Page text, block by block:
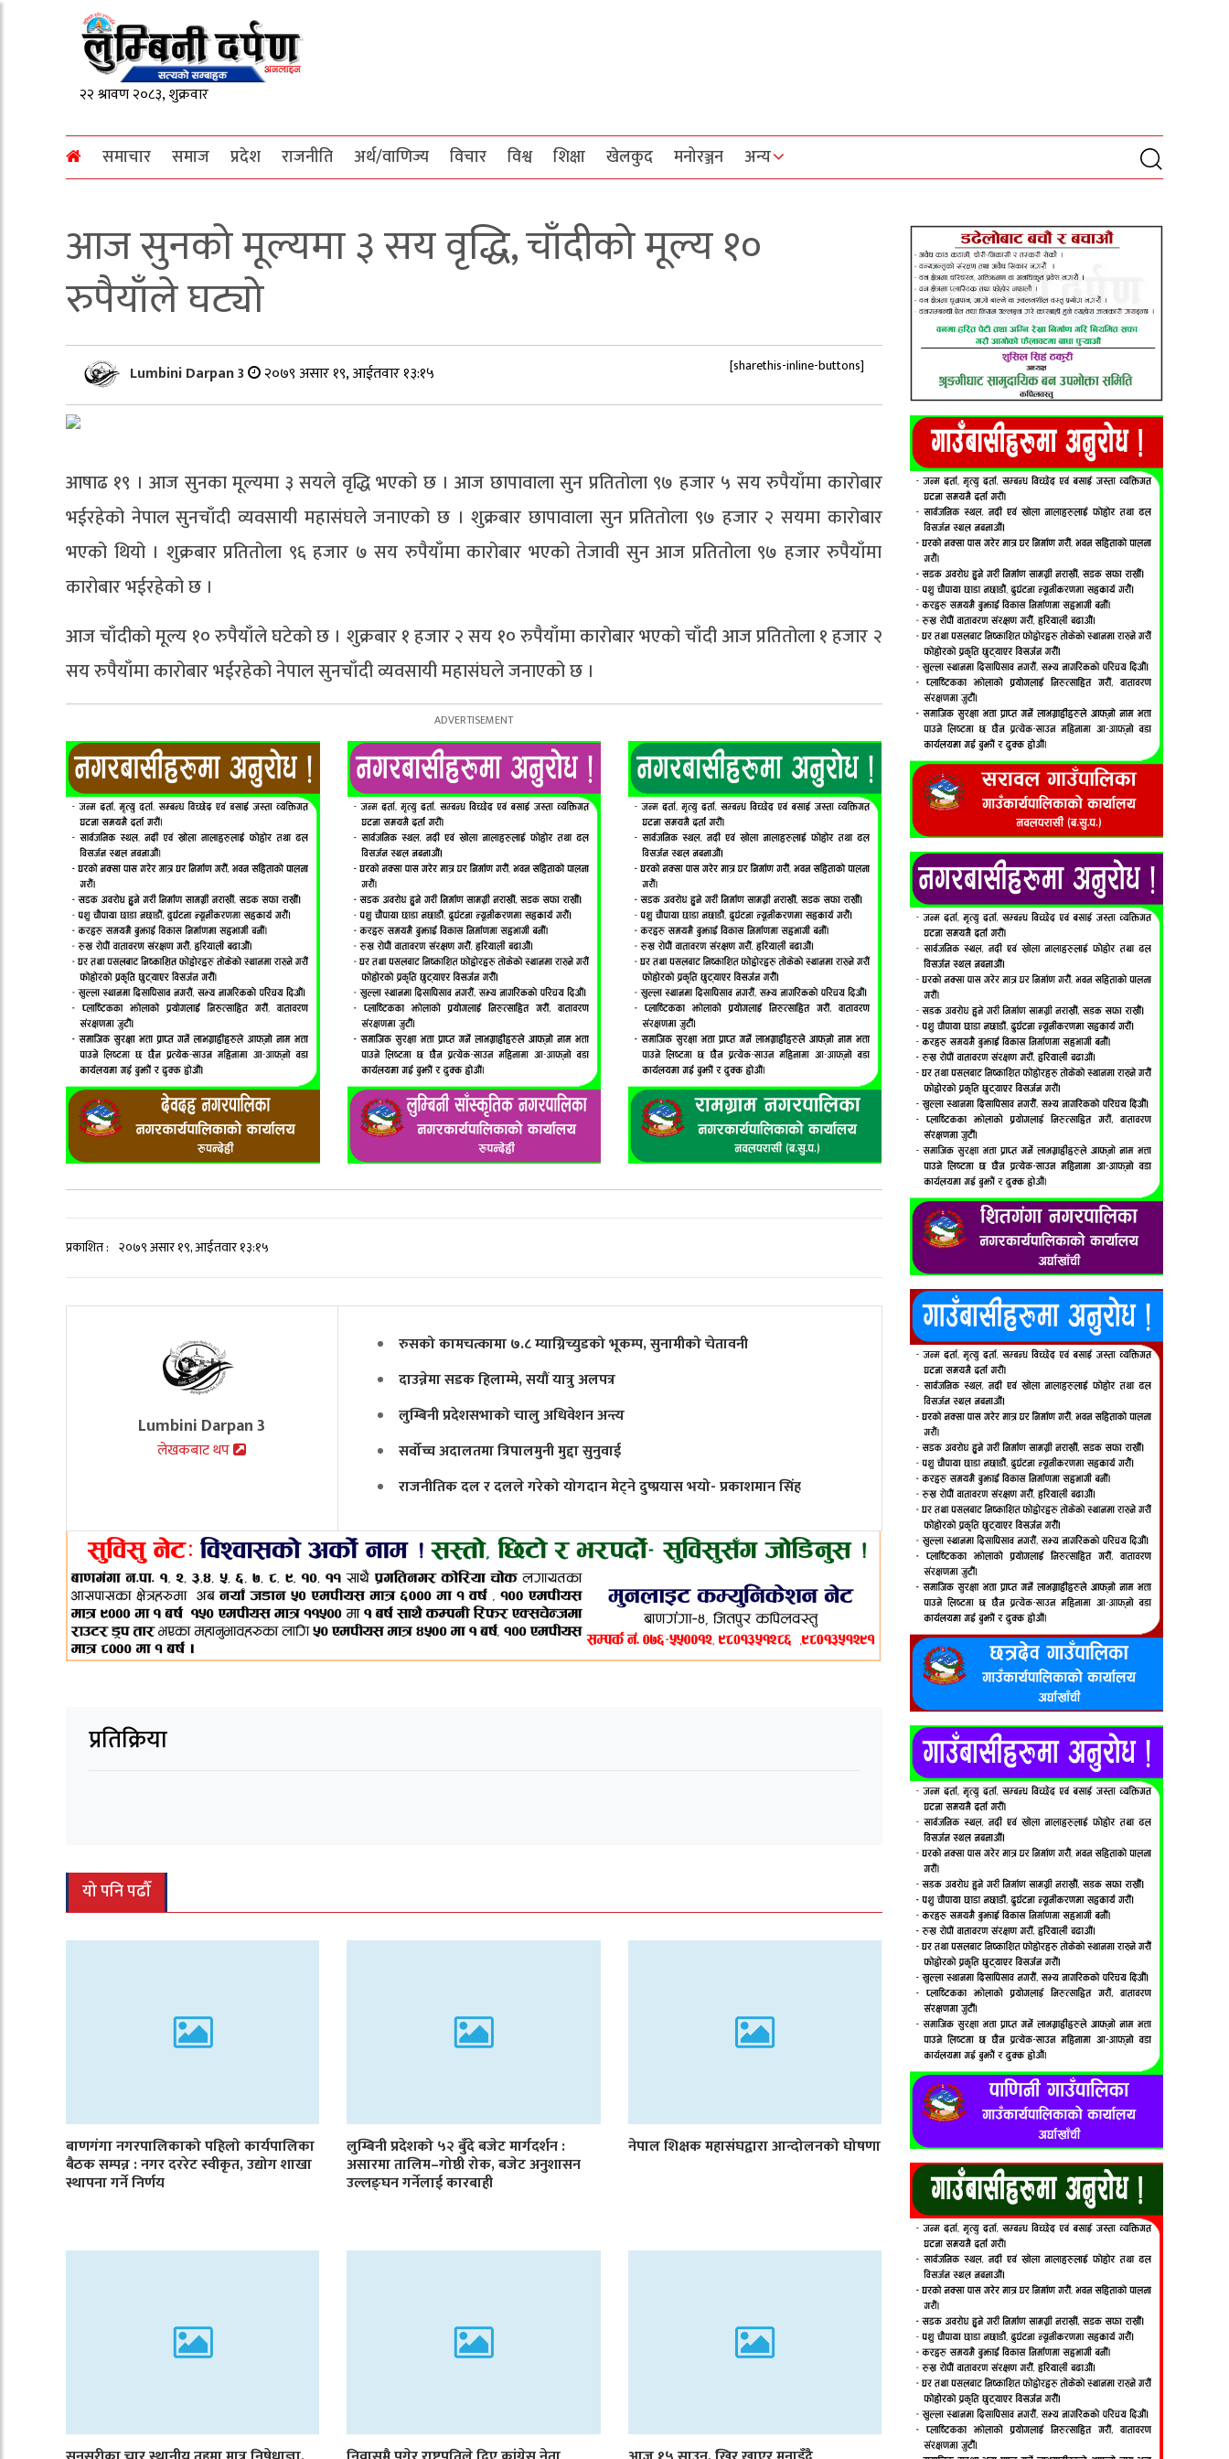
समाचार समाज प्रदेश राजनीति अर्थ/वाणिज्य विचार विश्व शिक्षा खेलकुद मनोरञ्जन अन्य
आज सुनको मूल्यमा ३ सय वृद्धि, चाँदीको मूल्य १०
रुपैयाँले घट्यो
Lumbini Darpan 3 २०७९ असार १९, आईतवार १३:१५ [sharethis-inline-buttons]
आषाढ १९ । आज सुनका मूल्यमा ३ सयले वृद्धि भएको छ । आज छापावाला सुन प्रतितोला ९७ हजार ५ सय रुपैयाँमा कारोबार
भईरहेको नेपाल सुनचाँदी व्यवसायी महासंघले जनाएको छ । शुक्रबार छापावाला सुन प्रतितोला ९७ हजार २ सयमा कारोबार
भएको थियो । शुक्रबार प्रतितोला ९६ हजार ७ सय रुपैयाँमा कारोबार भएको तेजावी सुन आज प्रतितोला ९७ हजार रुपैयाँमा
कारोबार भईरहेको छ ।
आज चाँदीको मूल्य १० रुपैयाँले घटेको छ । शुक्रबार १ हजार २ सय १० रुपैयाँमा कारोबार भएको चाँदी आज प्रतितोला १ हजार २
सय रुपैयाँमा कारोबार भईरहेको नेपाल सुनचाँदी व्यवसायी महासंघले जनाएको छ ।
प्रकाशित : २०७९ असार १९, आईतवार १३:१५
Lumbini Darpan 3
लेखकबाट थप
रुसको कामचत्कामा ७.८ म्याग्निच्युडको भूकम्प, सुनामीको चेतावनी
दाउन्नेमा सडक हिलाम्मे, सयौं यात्रु अलपत्र
लुम्बिनी प्रदेशसभाको चालु अधिवेशन अन्त्य
सर्वोच्च अदालतमा त्रिपालमुनी मुद्दा सुनुवाई
राजनीतिक दल र दलले गरेको योगदान मेट्ने दुष्प्रयास भयो- प्रकाशमान सिंह
प्रतिक्रिया
यो पनि पढौँ
बाणगंगा नगरपालिकाको पहिलो कार्यपालिका
बैठक सम्पन्न : नगर दररेट स्वीकृत, उद्योग शाखा
स्थापना गर्ने निर्णय
लुम्बिनी प्रदेशको ५२ बुँदे बजेट मार्गदर्शन :
असारमा तालिम–गोष्ठी रोक, बजेट अनुशासन
उल्लङ्घन गर्नेलाई कारबाही
नेपाल शिक्षक महासंघद्वारा आन्दोलनको घोषणा